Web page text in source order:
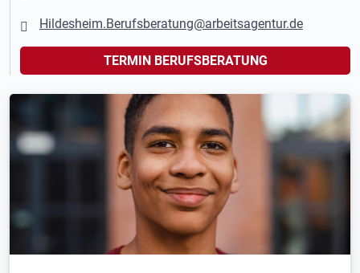
Hildesheim.Berufsberatung@arbeitsagentur.de
TERMIN BERUFSBERATUNG